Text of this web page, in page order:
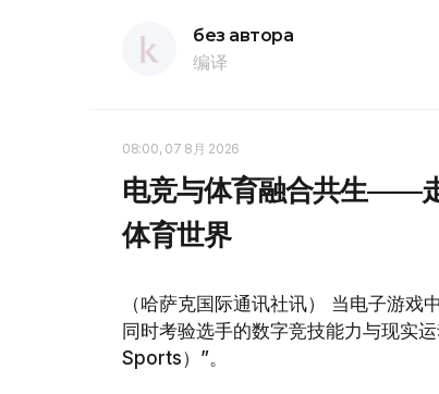
без автора
编译
08:00, 07 8月 2026
电竞与体育融合共生——
体育世界
（哈萨克国际通讯社讯） 当电子游
同时考验选手的数字竞技能力与现实
Sports）”。